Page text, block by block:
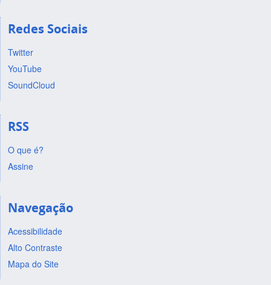
Redes Sociais
Twitter
YouTube
SoundCloud
RSS
O que é?
Assine
Navegação
Acessibilidade
Alto Contraste
Mapa do Site